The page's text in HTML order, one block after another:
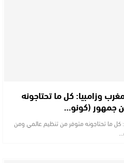
وزامبيا: كل ما تحتاجونه
جمهور (كونو…
كل ما تحتاجونه متوفر من تنظيم عالمي ومن